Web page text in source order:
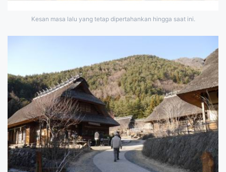
Kesan masa lalu yang tetap dipertahankan hingga saat ini.